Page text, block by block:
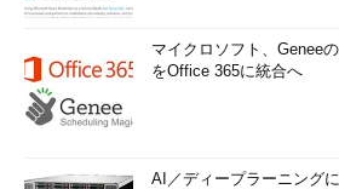
マイクロソフト、Genee
をOffice 365に統合へ
AI／ディープラーニング